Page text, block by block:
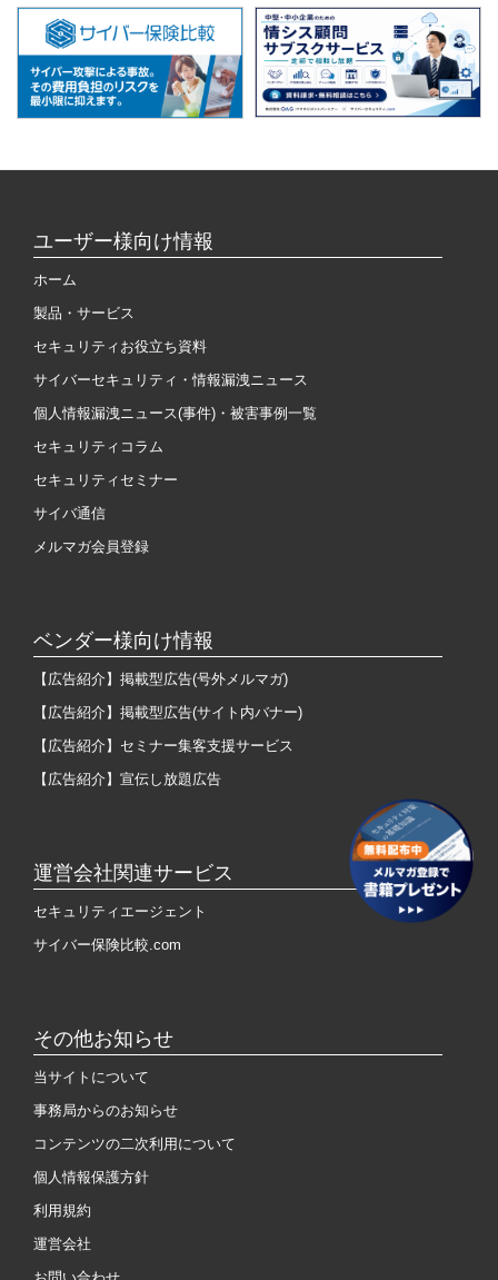
ユーザー様向け情報
ホーム
製品・サービス
セキュリティお役立ち資料
サイバーセキュリティ・情報漏洩ニュース
個人情報漏洩ニュース(事件)・被害事例一覧
セキュリティコラム
セキュリティセミナー
サイバ通信
メルマガ会員登録
ベンダー様向け情報
【広告紹介】掲載型広告(号外メルマガ)
【広告紹介】掲載型広告(サイト内バナー)
【広告紹介】セミナー集客支援サービス
【広告紹介】宣伝し放題広告
運営会社関連サービス
セキュリティエージェント
サイバー保険比較.com
その他お知らせ
当サイトについて
事務局からのお知らせ
コンテンツの二次利用について
個人情報保護方針
利用規約
運営会社